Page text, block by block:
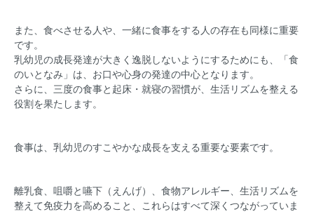
また、食べさせる人や、一緒に食事をする人の存在も同様に重要
です。
乳幼児の成長発達が大きく逸脱しないようにするためにも、「食
のいとなみ」は、お口や心身の発達の中心となります。
さらに、三度の食事と起床・就寝の習慣が、生活リズムを整える
役割を果たします。
食事は、乳幼児のすこやかな成長を支える重要な要素です。
離乳食、咀嚼と嚥下（えんげ）、食物アレルギー、生活リズムを
整えて免疫力を高めること、これらはすべて深くつながっていま